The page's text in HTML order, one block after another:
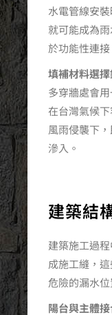
水電管線安
就可能成為
於功能性連
填補材料選
多穿牆處會
在台灣氣候
風雨侵襲下
滲入。
建築結
建築施工過
成施工縫，
危險的漏水位
陽台與主體接